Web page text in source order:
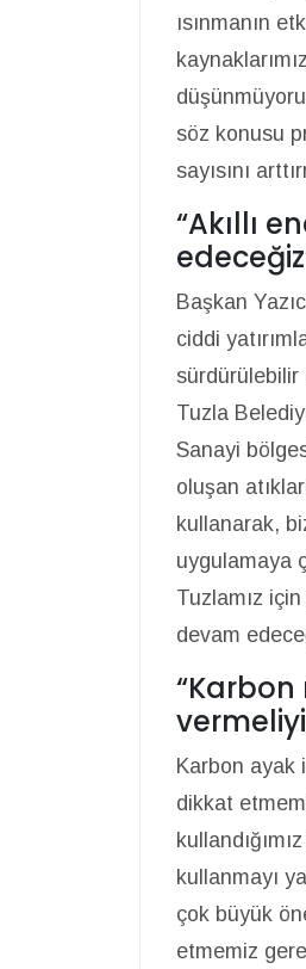
ısınmanın
söz konusu
sayısını
“Akıllı
Başkan
ciddi
sürdürülebilir
Tuzla
Sanayi
oluşan
kullanarak,
uygulamaya
Tuzlamız
devam
Karbon ayak
dikkat
kullanmayı
çok büyük
etmemiz